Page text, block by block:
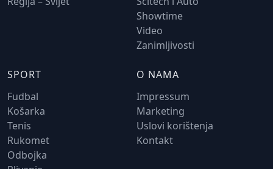
Showtime
Video
Zanimljivosti
SPORT
Fudbal
Košarka
Tenis
Rukomet
Odbojka
O NAMA
Impressum
Marketing
Uslovi korištenja
Kontakt